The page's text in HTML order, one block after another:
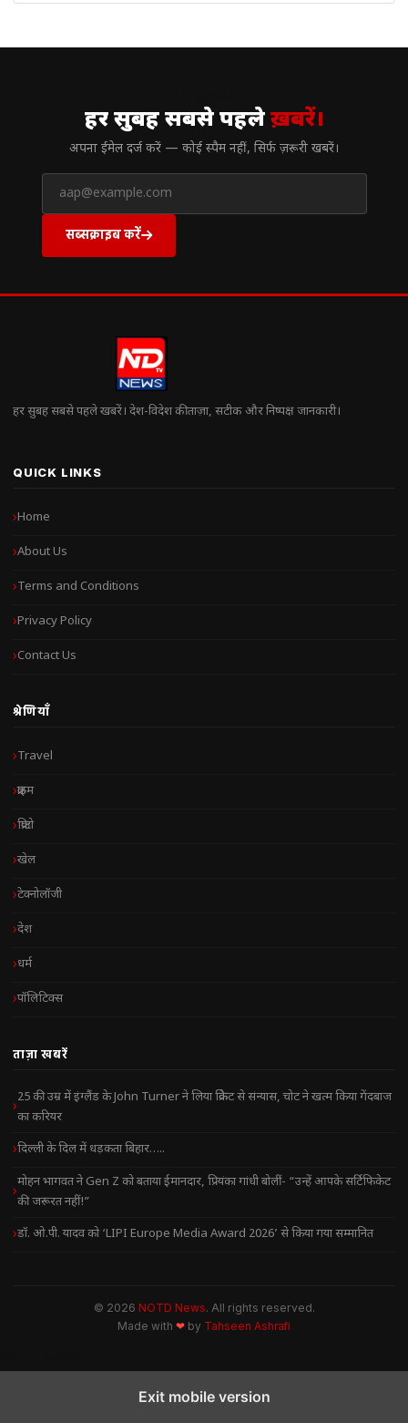
हर सुबह सबसे पहलेख़बरें।
अपना ईमेल दर्ज करें — कोई स्पैम नहीं, सिर्फ ज़रूरी खबरें।
सब्सक्राइब करें
हर सुबह सबसे पहले खबरें। देश-विदेश की ताज़ा, सटीक और निष्पक्ष जानकारी।
QUICK LINKS
Home
About Us
Terms and Conditions
Privacy Policy
Contact Us
श्रेणियाँ
Travel
क्राइम
क्रिप्टो
खेल
टेक्नोलॉजी
देश
धर्म
पॉलिटिक्स
ताज़ा खबरें
25 की उम्र में इंग्लैंड के John Turner ने लिया क्रिकेट से संन्यास, चोट ने खत्म किया गेंदबाज
का करियर
दिल्ली के दिल में धड़कता बिहार…..
मोहन भागवत ने Gen Z को बताया ईमानदार, प्रियंका गांधी बोलीं- “उन्हें आपके सर्टिफिकेट
की जरूरत नहीं!”
डॉ. ओ.पी. यादव को ‘LIPI Europe Media Award 2026’ से किया गया सम्मानित
© 2026 NOTD News. All rights reserved.
Made with ❤ by Tahseen Ashrafi
Exit mobile version